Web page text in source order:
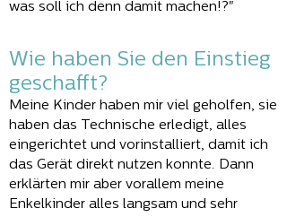
was soll ich denn damit machen!?"
Wie haben Sie den Einstieg
geschafft?
Meine Kinder haben mir viel geholfen, sie
haben das Technische erledigt, alles
eingerichtet und vorinstalliert, damit ich
das Gerät direkt nutzen konnte. Dann
erklärten mir aber vorallem meine
Enkelkinder alles langsam und sehr